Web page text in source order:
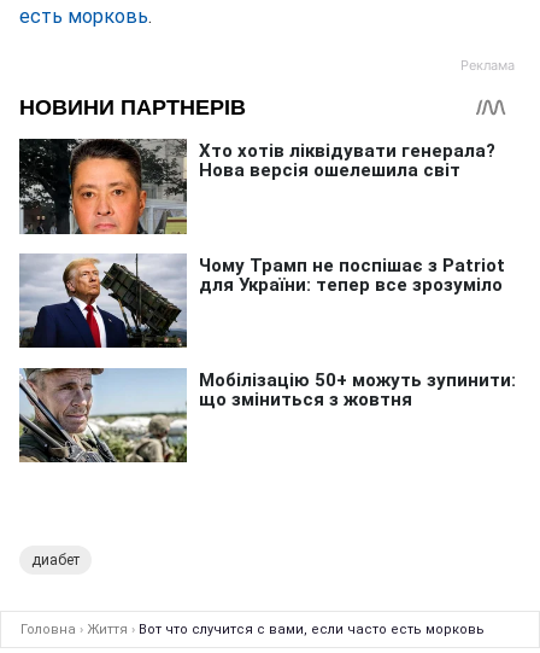
есть морковь.
диабет
Головна › Життя › Вот что случится с вами, если часто есть морковь